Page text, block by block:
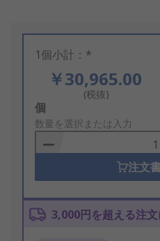
1個小計：*
￥30,965.00
(税抜)
Add
to
Basket
個
数量を選択または入力
注文
3,000円を超える注